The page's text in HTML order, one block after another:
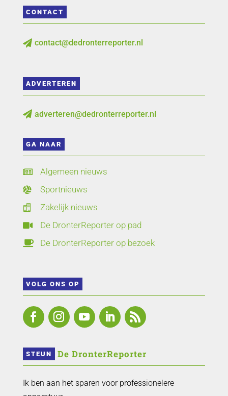
CONTACT
 contact@dedronterreporter.nl
ADVERTEREN
 adverteren@dedronterreporter.nl
GA NAAR
 Algemeen nieuws
 Sportnieuws
 Zakelijk nieuws
 De DronterReporter op pad
 De DronterReporter op bezoek
VOLG ONS OP
STEUN De DronterReporter
Ik ben aan het sparen voor professionelere